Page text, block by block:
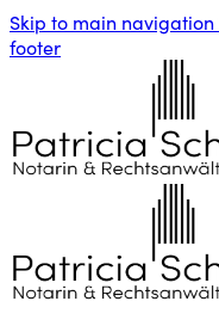
Skip to main navigation
footer